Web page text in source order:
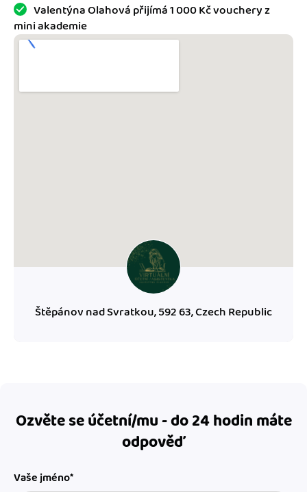
Spřátelené účetní
Katalog doplňků
Jak se vyznat ve fakturaci
Blog
Valentýna Olahová přijímá 1 000 Kč vouchery z
mini akademie
Štěpánov nad Svratkou, 592 63, Czech Republic
Ozvěte se účetní/mu - do 24 hodin máte
odpověď
Vaše jméno*